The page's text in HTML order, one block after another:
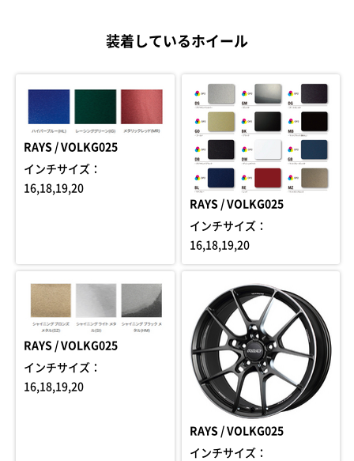
装着しているホイール
RAYS / VOLKG025
インチサイズ：
16,18,19,20
RAYS / VOLKG025
インチサイズ：
16,18,19,20
RAYS / VOLKG025
インチサイズ：
16,18,19,20
RAYS / VOLKG025
インチサイズ：